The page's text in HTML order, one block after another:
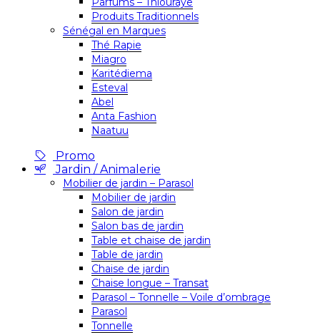
Produits Traditionnels
Sénégal en Marques
Thé Rapie
Miagro
Karitédiema
Esteval
Abel
Anta Fashion
Naatuu
Promo
Jardin / Animalerie
Mobilier de jardin – Parasol
Mobilier de jardin
Salon de jardin
Salon bas de jardin
Table et chaise de jardin
Table de jardin
Chaise de jardin
Chaise longue – Transat
Parasol – Tonnelle – Voile d’ombrage
Parasol
Tonnelle